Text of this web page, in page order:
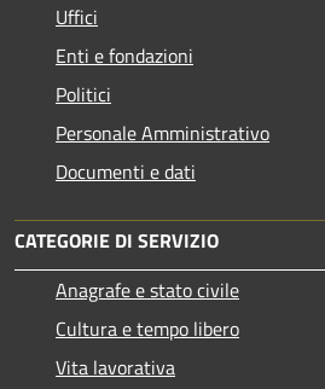
Uffici
Enti e fondazioni
Politici
Personale Amministrativo
Documenti e dati
CATEGORIE DI SERVIZIO
Anagrafe e stato civile
Cultura e tempo libero
Vita lavorativa